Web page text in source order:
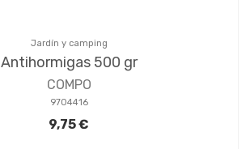
Jardín y camping
Antihormigas 500 gr
COMPO
9704416
9,75 €